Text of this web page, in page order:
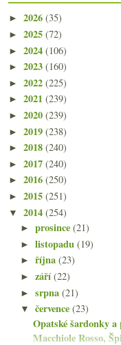
► 2026 (35)
► 2025 (72)
► 2024 (106)
► 2023 (160)
► 2022 (225)
► 2021 (239)
► 2020 (239)
► 2019 (238)
► 2018 (240)
► 2017 (240)
► 2016 (250)
► 2015 (251)
▼ 2014 (254)
►prosince(21)
►listopadu(19)
►října(23)
►září(22)
►srpna(21)
▼července(23)
Opatské šardonky
Macchiole Rosso,